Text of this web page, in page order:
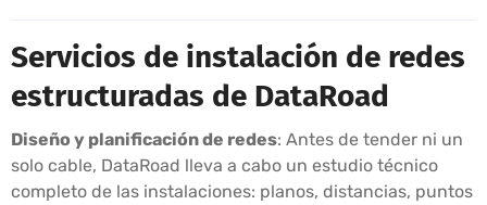
Servicios de instalación de redes
estructuradas de DataRoad
Diseño y planificación de redes: Antes de tender ni un
solo cable, DataRoad lleva a cabo un estudio técnico
completo de las instalaciones: planos, distancias, puntos